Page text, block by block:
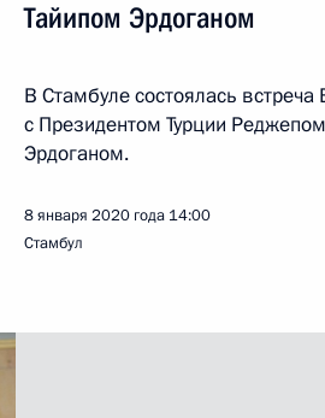
Тайипом Эрдоганом
В Стамбуле состоялась
с Президентом Турции
Эрдоганом.
8 января 2020 года 14:00
Стамбул